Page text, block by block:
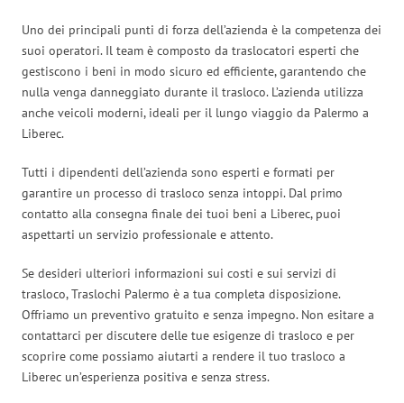
Uno dei principali punti di forza dell’azienda è la competenza dei
suoi operatori. Il team è composto da traslocatori esperti che
gestiscono i beni in modo sicuro ed efficiente, garantendo che
nulla venga danneggiato durante il trasloco. L’azienda utilizza
anche veicoli moderni, ideali per il lungo viaggio da Palermo a
Liberec.
Tutti i dipendenti dell’azienda sono esperti e formati per
garantire un processo di trasloco senza intoppi. Dal primo
contatto alla consegna finale dei tuoi beni a Liberec, puoi
aspettarti un servizio professionale e attento.
Se desideri ulteriori informazioni sui costi e sui servizi di
trasloco, Traslochi Palermo è a tua completa disposizione.
Offriamo un preventivo gratuito e senza impegno. Non esitare a
contattarci per discutere delle tue esigenze di trasloco e per
scoprire come possiamo aiutarti a rendere il tuo trasloco a
Liberec un’esperienza positiva e senza stress.